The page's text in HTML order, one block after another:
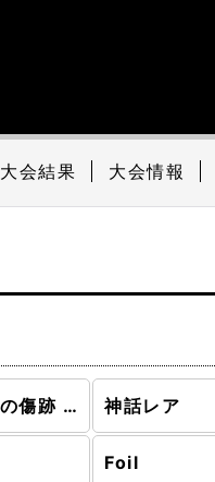
大会結果 大会情報
ミラディンの傷跡 (全商品) 神話レア
Foil